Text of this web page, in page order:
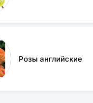
Розы английские